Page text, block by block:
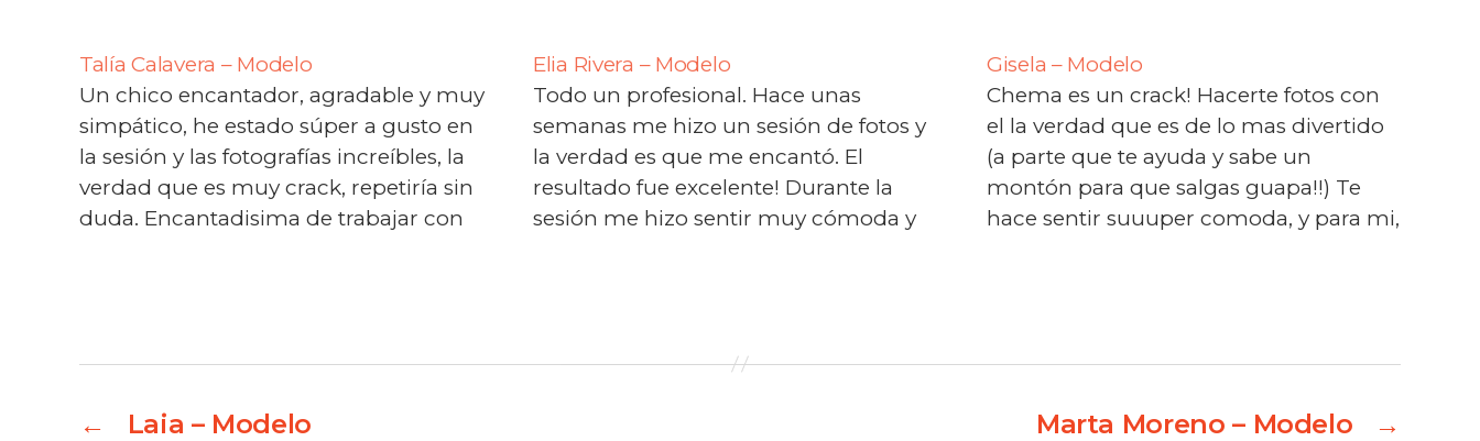
Talía Calavera – Modelo
Un chico encantador, agradable y muy
simpático, he estado súper a gusto en
la sesión y las fotografías increíbles, la
verdad que es muy crack, repetiría sin
duda. Encantadisima de trabajar con
Elia Rivera – Modelo
Todo un profesional. Hace unas
semanas me hizo un sesión de fotos y
la verdad es que me encantó. El
resultado fue excelente! Durante la
sesión me hizo sentir muy cómoda y
Gisela – Modelo
Chema es un crack! Hacerte fotos con
el la verdad que es de lo mas divertido
(a parte que te ayuda y sabe un
montón para que salgas guapa!!) Te
hace sentir suuuper comoda, y para mi,
← Laia – Modelo →
Marta Moreno – Modelo